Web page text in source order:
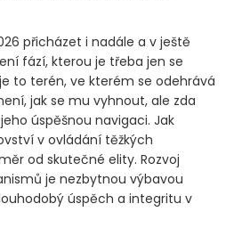
přicházet i nadále a v ještě
fází, kterou je třeba jen se
to terén, ve kterém se odehrává
jak se mu vyhnout, ale zda
úspěšnou navigaci. Jak
v ovládání těžkých
od skutečné elity. Rozvoj
je nezbytnou výbavou
úspěch a integritu v